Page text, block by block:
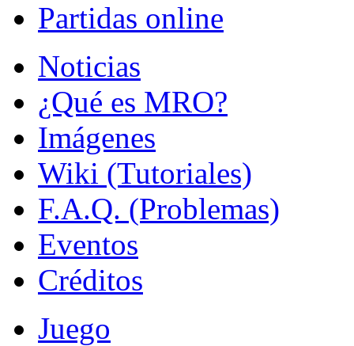
Partidas online
Noticias
¿Qué es MRO?
Imágenes
Wiki (Tutoriales)
F.A.Q. (Problemas)
Eventos
Créditos
Juego